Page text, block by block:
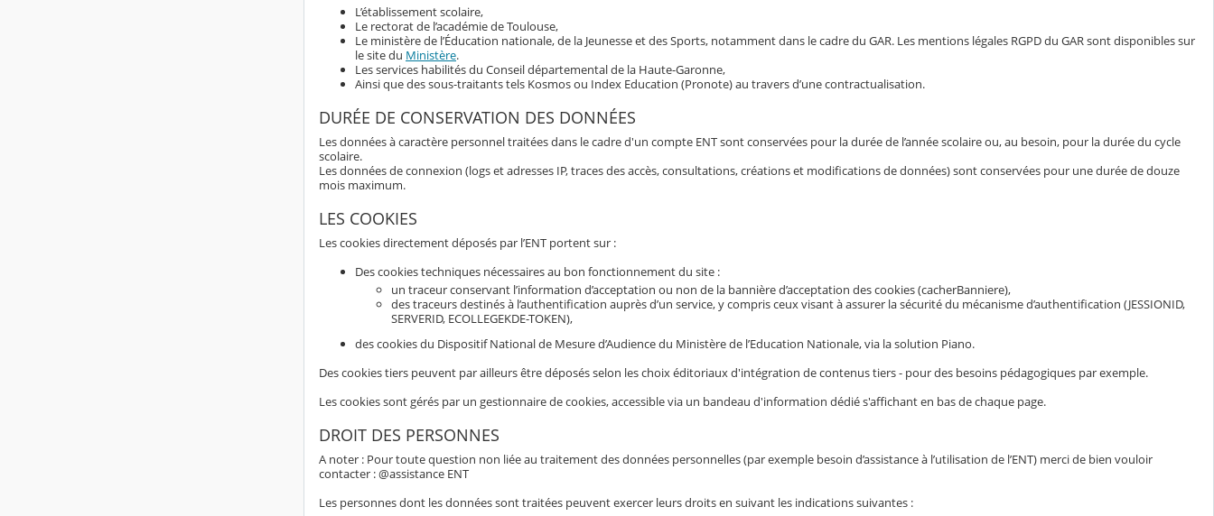
L’établissement scolaire,
Le rectorat de l’académie de Toulouse,
Le ministère de l’Éducation nationale, de la Jeunesse et des Sports, notamment dans le cadre du GAR. Les mentions légales RGPD du GAR sont disponibles sur
le site du Ministère.
Les services habilités du Conseil départemental de la Haute-Garonne,
Ainsi que des sous-traitants tels Kosmos ou Index Education (Pronote) au travers d’une contractualisation.
DURÉE DE CONSERVATION DES DONNÉES
Les données à caractère personnel traitées dans le cadre d'un compte ENT sont conservées pour la durée de l’année scolaire ou, au besoin, pour la durée du cycle
scolaire.
Les données de connexion (logs et adresses IP, traces des accès, consultations, créations et modifications de données) sont conservées pour une durée de douze
mois maximum.
LES COOKIES
Les cookies directement déposés par l’ENT portent sur :
Des cookies techniques nécessaires au bon fonctionnement du site :
un traceur conservant l’information d’acceptation ou non de la bannière d’acceptation des cookies (cacherBanniere),
des traceurs destinés à l’authentification auprès d’un service, y compris ceux visant à assurer la sécurité du mécanisme d’authentification (JESSIONID,
SERVERID, ECOLLEGEKDE-TOKEN),
des cookies du Dispositif National de Mesure d’Audience du Ministère de l’Education Nationale, via la solution Piano.
Des cookies tiers peuvent par ailleurs être déposés selon les choix éditoriaux d'intégration de contenus tiers - pour des besoins pédagogiques par exemple.
Les cookies sont gérés par un gestionnaire de cookies, accessible via un bandeau d'information dédié s'affichant en bas de chaque page.
DROIT DES PERSONNES
A noter : Pour toute question non liée au traitement des données personnelles (par exemple besoin d’assistance à l’utilisation de l’ENT) merci de bien vouloir
contacter : @assistance ENT
Les personnes dont les données sont traitées peuvent exercer leurs droits en suivant les indications suivantes :